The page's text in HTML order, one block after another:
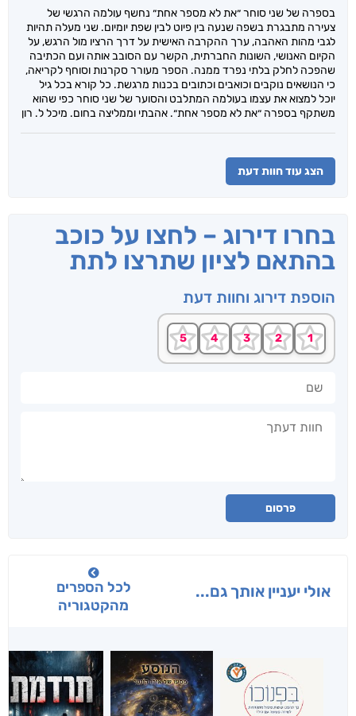
בספרה של שני סוחר ״את לא מספר אחת״ נחשף עולמה הרגשי של
צעירה מתבגרת בשפה שנעה בין פיוט לבין שפת יומיום. שני מעלה תהיות
לגבי מהות האהבה, ערך ההקרבה האישית על דרך הרציו מול הרגש, על
הקיום האנושי, השונות החברתית, הקשר עם הסובב אותה ועם הכתיבה
שהפכה לחלק בלתי נפרד ממנה. הספר מעורר סקרנות וסוחף לקריאה,
כי הנושאים נוקבים וכואבים וכתובים בכנות מרגשת. כל קורא בכל גיל
יוכל למצוא את עצמו בעולמה המתלבט והסוער של שני סוחר כפי שהוא
משתקף בספרה ״את לא מספר אחת״. אהבתי וממליצה בחום. מיכל ל. רון
הצג עוד חוות דעת
בחרו דירוג – לחצו על כוכב
בהתאם לציון שתרצו לתת
הוספת דירוג וחוות דעת
פרסום
אולי יעניין אותך גם...
לכל הספרים
מהקטגוריה